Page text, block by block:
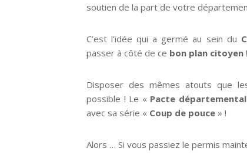
soutien de la part de votre
C’est l’idée qui a germé au sein du
passer à côté de ce bon plan citoyen !
Disposer des mêmes atouts que
possible ! Le « Pacte
avec sa série « Coup de pouce » !
Alors … Si vous passiez le permis